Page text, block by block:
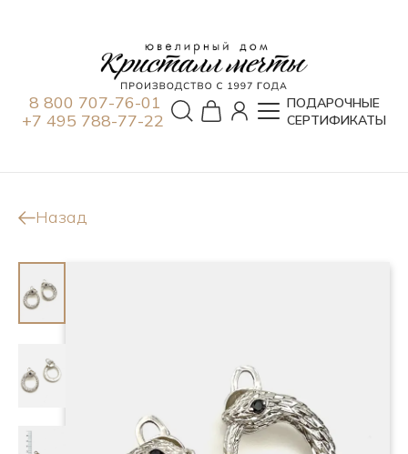
8 800 707-76-01
+7 495 788-77-22
ПОДАРОЧНЫЕ
СЕРТИФИКАТЫ
Назад